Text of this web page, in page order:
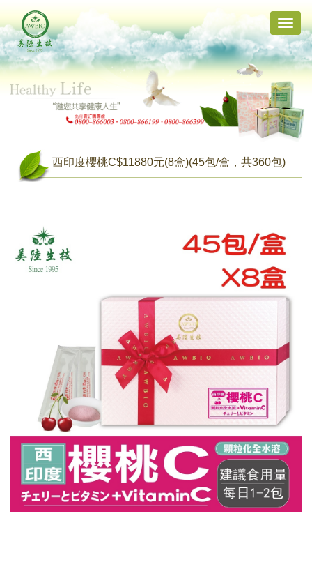
Toggle
西印度櫻桃C$11880元(8盒)(45包/盒，共360包)